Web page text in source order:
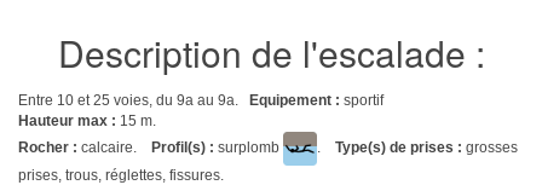
Description de l'escalade :
Entre 10 et 25 voies, du 9a au 9a. Equipement : sportif
Hauteur max : 15 m.
Rocher : calcaire. Profil(s) : surplomb . Type(s) de prises : grosses
prises, trous, réglettes, fissures.